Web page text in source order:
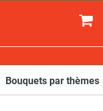
Bouquets par thèmes